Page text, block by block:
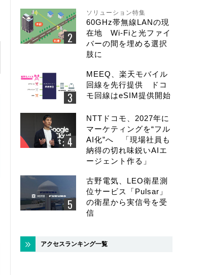
ソリューション特集
60GHz帯無線LANの現
在地 Wi-Fiと光ファイ
バーの間を埋める選択
肢に
MEEQ、楽天モバイル
回線を先行提供 ドコ
モ回線はeSIM提供開始
NTTドコモ、2027年に
マーケティングを“フル
AI化”へ 「現場社員も
納得の切れ味鋭いAIエ
ージェント作る」
古野電気、LEO衛星測
位サービス「Pulsar」
の衛星から実信号を受
信
アクセスランキング一覧